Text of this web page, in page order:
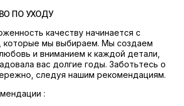
ПО УХОДУ
качеству начинается с
которые мы выбираем. Мы создаем
и вниманием к каждой детали,
вас долгие годы. Заботьтесь о
следуя нашим рекомендациям.
: